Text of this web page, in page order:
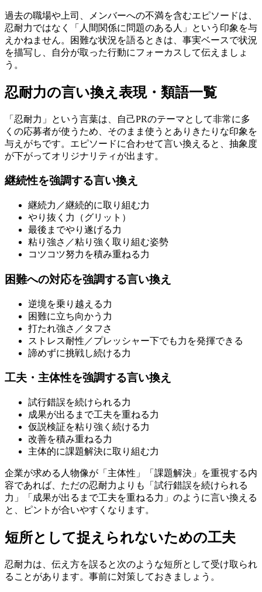
過去の職場や上司、メンバーへの不満を含むエピソードは、
忍耐力ではなく「人間関係に問題のある人」という印象を与
えかねません。困難な状況を語るときは、事実ベースで状況
を描写し、自分が取った行動にフォーカスして伝えましょ
う。
忍耐力の言い換え表現・類語一覧
「忍耐力」という言葉は、自己PRのテーマとして非常に多
くの応募者が使うため、そのまま使うとありきたりな印象を
与えがちです。エピソードに合わせて言い換えると、抽象度
が下がってオリジナリティが出ます。
継続性を強調する言い換え
継続力／継続的に取り組む力
やり抜く力（グリット）
最後までやり遂げる力
粘り強さ／粘り強く取り組む姿勢
コツコツ努力を積み重ねる力
困難への対応を強調する言い換え
逆境を乗り越える力
困難に立ち向かう力
打たれ強さ／タフさ
ストレス耐性／プレッシャー下でも力を発揮できる
諦めずに挑戦し続ける力
工夫・主体性を強調する言い換え
試行錯誤を続けられる力
成果が出るまで工夫を重ねる力
仮説検証を粘り強く続ける力
改善を積み重ねる力
主体的に課題解決に取り組む力
企業が求める人物像が「主体性」「課題解決」を重視する内
容であれば、ただの忍耐力よりも「試行錯誤を続けられる
力」「成果が出るまで工夫を重ねる力」のように言い換える
と、ピントが合いやすくなります。
短所として捉えられないための工夫
忍耐力は、伝え方を誤ると次のような短所として受け取られ
ることがあります。事前に対策しておきましょう。